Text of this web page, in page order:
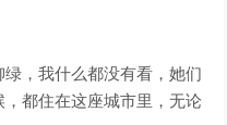
，我什么都没有看，她们
都住在这座城市里，无论